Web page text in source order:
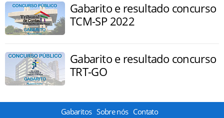
Gabarito e resultado concurso
TCM-SP 2022
Gabarito e resultado concurso
TRT-GO
Gabaritos Sobre nós Contato